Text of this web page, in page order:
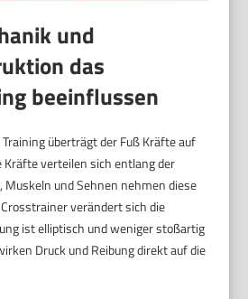
und
das
beeinflussen
überträgt der Fuß Kräfte auf
Kräfte verteilen sich entlang der
Muskeln und Sehnen nehmen diese
verändert sich die
ist elliptisch und weniger stoßartig
Druck und Reibung direkt auf die